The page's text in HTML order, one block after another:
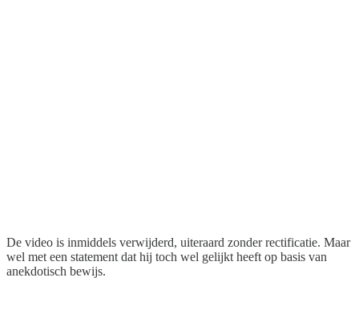
De video is inmiddels verwijderd, uiteraard zonder rectificatie. Maar
wel met een statement dat hij toch wel gelijkt heeft op basis van
anekdotisch bewijs.